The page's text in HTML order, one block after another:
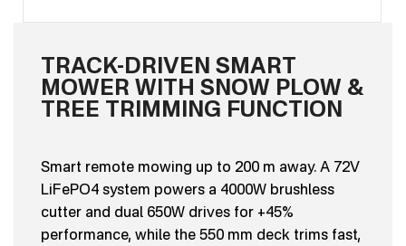
TRACK-DRIVEN SMART
MOWER WITH SNOW PLOW &
TREE TRIMMING FUNCTION
Smart remote mowing up to 200 m away. A 72V
LiFePO4 system powers a 4000W brushless
cutter and dual 650W drives for +45%
performance, while the 550 mm deck trims fast,